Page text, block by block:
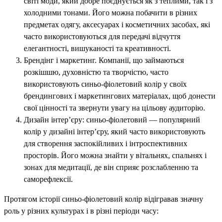
холодними тонами. Його можна побачити в різних
предметах одягу, аксесуарах і косметичних засобах, які
часто використовуються для передачі відчуття
елегантності, вишуканості та креативності.
Брендінг і маркетинг. Компанії, що займаються
розкішшю, духовністю та творчістю, часто
використовують синьо-фіолетовий колір у своїх
брендингових і маркетингових матеріалах, щоб донести
свої цінності та звернути увагу на цільову аудиторію.
Дизайн інтер’єру: синьо-фіолетовий — популярний
колір у дизайні інтер’єру, який часто використовують
для створення заспокійливих і інтроспективних
просторів. Його можна знайти у вітальнях, спальнях і
зонах для медитації, де він сприяє розслабленню та
саморефлексії.
Протягом історії синьо-фіолетовий колір відігравав значну
роль у різних культурах і в різні періоди часу: